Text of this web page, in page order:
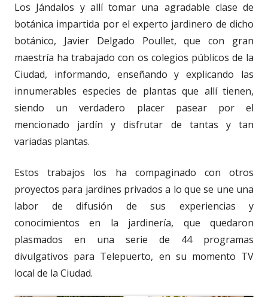
Los Jándalos y allí tomar una agradable clase de
botánica impartida por el experto jardinero de dicho
botánico, Javier Delgado Poullet, que con gran
maestría ha trabajado con os colegios públicos de la
Ciudad, informando, enseñando y explicando las
innumerables especies de plantas que allí tienen,
siendo un verdadero placer pasear por el
mencionado jardín y disfrutar de tantas y tan
variadas plantas.
Estos trabajos los ha compaginado con otros
proyectos para jardines privados a lo que se une una
labor de difusión de sus experiencias y
conocimientos en la jardinería, que quedaron
plasmados en una serie de 44 programas
divulgativos para Telepuerto, en su momento TV
local de la Ciudad.